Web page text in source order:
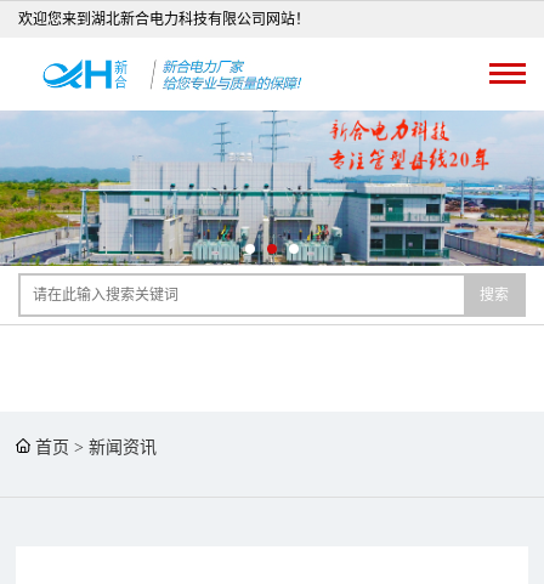
欢迎您来到湖北新合电力科技有限公司网站！
搜索
首页 >新闻资讯